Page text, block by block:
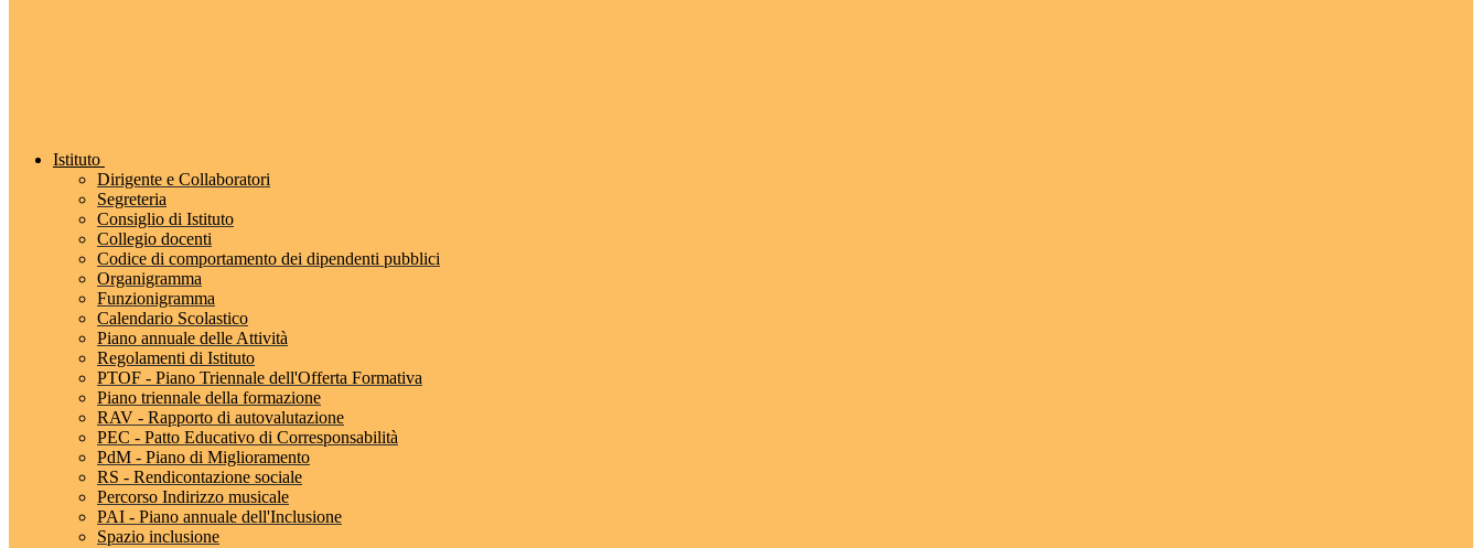
Istituto
Dirigente e Collaboratori
Segreteria
Consiglio di Istituto
Collegio docenti
Codice di comportamento dei dipendenti pubblici
Organigramma
Funzionigramma
Calendario Scolastico
Piano annuale delle Attività
Regolamenti di Istituto
PTOF - Piano Triennale dell'Offerta Formativa
Piano triennale della formazione
RAV - Rapporto di autovalutazione
PEC - Patto Educativo di Corresponsabilità
PdM - Piano di Miglioramento
RS - Rendicontazione sociale
Percorso Indirizzo musicale
PAI - Piano annuale dell'Inclusione
Spazio inclusione